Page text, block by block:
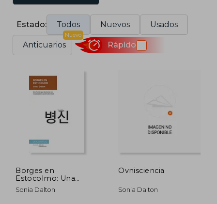
Estado: Todos Nuevos Usados
Anticuarios
Nuevo
Rápido
Borges en
Estocolmo: Una
Ficción que
Desmonta los
Sonia Dalton
Ovnisciencia
Sonia Dalton